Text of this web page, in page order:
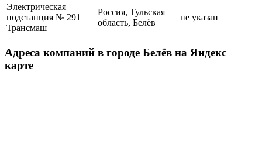
Электрическая
подстанция № 291
Трансмаш
Россия, Тульская
область, Белёв
не указан
Адреса компаний в городе Белёв на Яндекс
карте